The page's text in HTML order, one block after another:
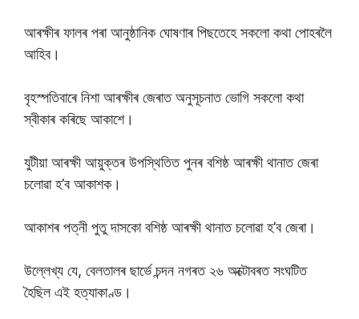
আৰক্ষীৰ ফালৰ পৰা আনুষ্ঠানিক ঘোষণাৰ পিছতেহে সকলো কথা পোহৰলৈ
আহিব।
বৃহস্পতিবাৰে নিশা আৰক্ষীৰ জেৰাত অনুসূচনাত ভোগি সকলো কথা
স্বীকাৰ কৰিছে আকাশে।
যুটীয়া আৰক্ষী আয়ুক্তৰ উপস্থিতিত পুনৰ বশিষ্ঠ আৰক্ষী থানাত জেৰা
চলোৱা হ’ব আকাশক।
আকাশৰ পত্নী পুতু দাসকো বশিষ্ঠ আৰক্ষী থানাত চলোৱা হ’ব জেৰা।
উল্লেখ্য যে, বেলতালৰ ছাৰ্ভে চন্দন নগৰত ২৬ অক্টোবৰত সংঘটিত
হৈছিল এই হত্যাকাণ্ড।